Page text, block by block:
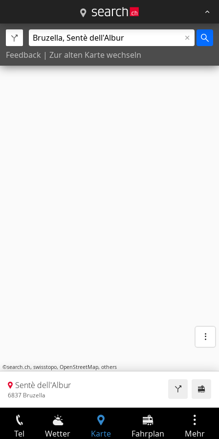
Feedback | Zur alten Karte wechseln
©search.ch, swisstopo, OpenStreetMap, others
Sentè dell'Albur
6837 Bruzella
Tel Wetter Karte Fahrplan Mehr